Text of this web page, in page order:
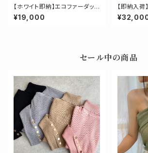
【ホワイト即納】エコファーダッフ
ルコート
¥19,000
【即納入荷
ダックダウ
セール中の商品